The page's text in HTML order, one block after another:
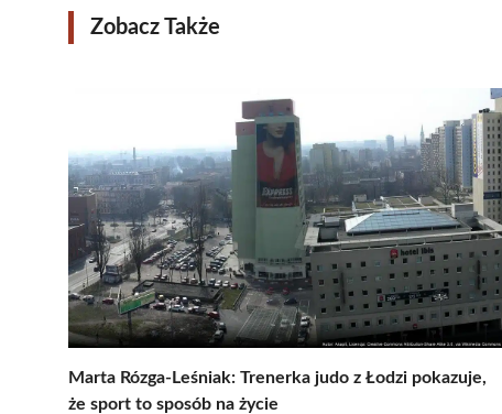
Zobacz Także
Marta Rózga-Leśniak: Trenerka judo z Łodzi pokazuje,
że sport to sposób na życie